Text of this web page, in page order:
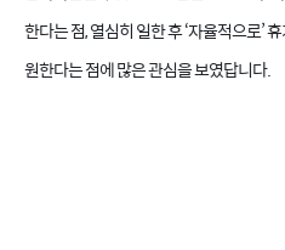
한다는 점, 열심히 일한 후 ‘자율적으로’
원한다는 점에 많은 관심을 보였답니다.